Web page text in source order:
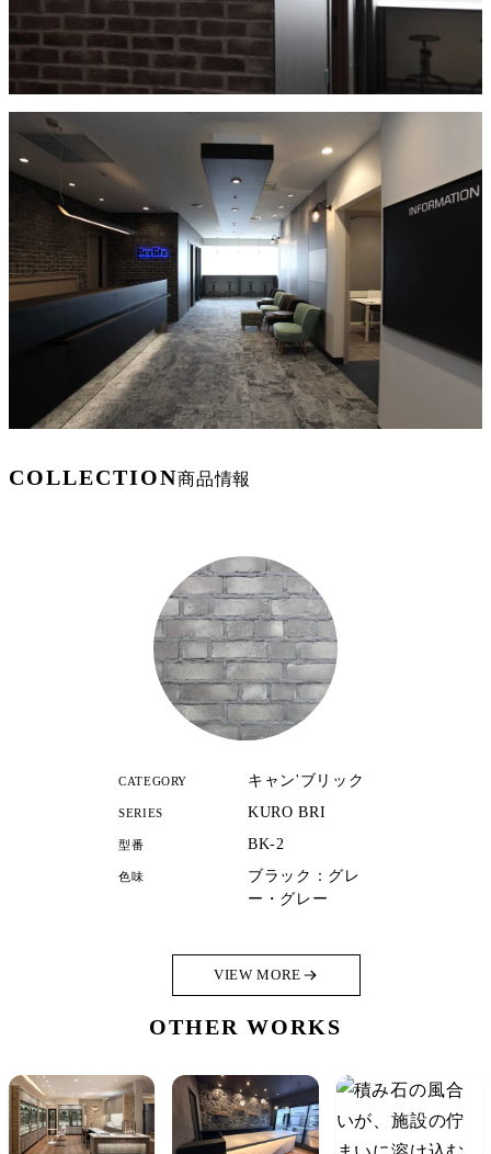
COLLECTION商品情報
CATEGORY キャン'ブリック
SERIES KURO BRI
型番 BK-2
色味
ブラック：グレ
ー・グレー
VIEW MORE
OTHER WORKS